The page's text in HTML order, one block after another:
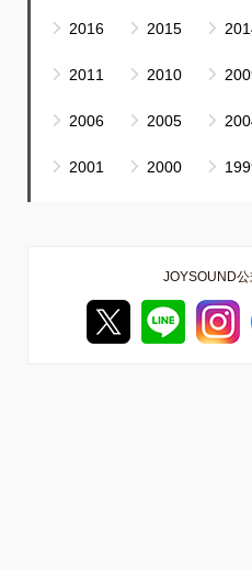
2016 2015
2011 2010
2006 2005
2001 2000
JOYSOUND公